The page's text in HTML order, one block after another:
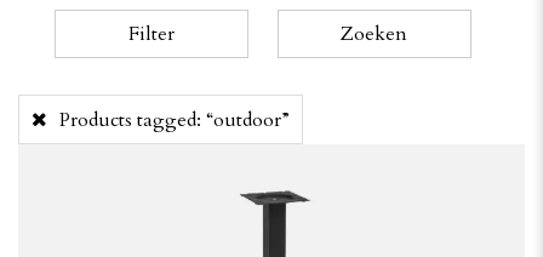
Filter Zoeken
Products tagged: “outdoor”